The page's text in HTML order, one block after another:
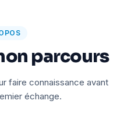
parcours
faire connaissance avant
échange.